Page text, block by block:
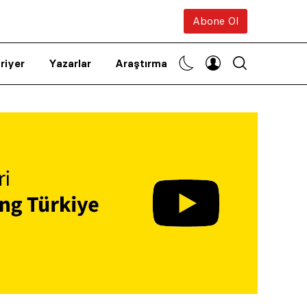
Abone Ol
Yazarlar Araştırma